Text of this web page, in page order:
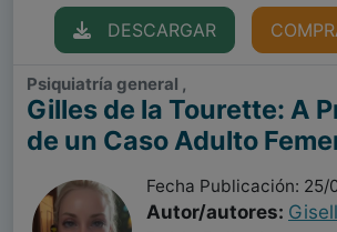
DESCARGAR
Psiquiatría general ,
Gilles de la Tourette: A
de un Caso Adulto
Fecha Publicación: 25/
Autor/autores: